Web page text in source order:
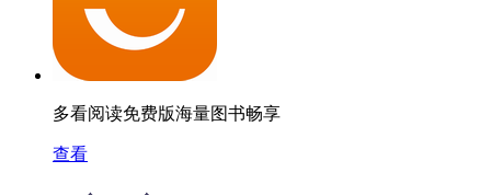
多看阅读免费版海量图书畅享
查看